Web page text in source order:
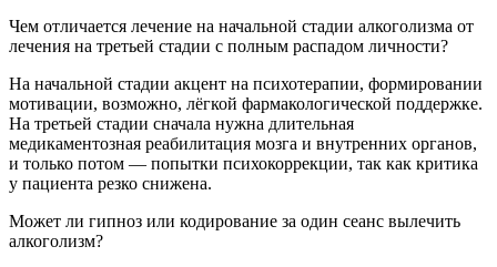
Чем отличается лечение на начальной стадии алкоголизма от
лечения на третьей стадии с полным распадом личности?
На начальной стадии акцент на психотерапии, формировании
мотивации, возможно, лёгкой фармакологической поддержке.
На третьей стадии сначала нужна длительная
медикаментозная реабилитация мозга и внутренних органов,
и только потом — попытки психокоррекции, так как критика
у пациента резко снижена.
Может ли гипноз или кодирование за один сеанс вылечить
алкоголизм?